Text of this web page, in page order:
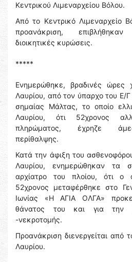
Κεντρικού Λιμεναρχείου Βόλου.
Από το Κεντρικό Λιμεναρχείο
προανάκριση,
διοικητικές κυρώσεις.
*****
Ενημερώθηκε, βραδινές ώρες
Λαυρίου, από τον ύπαρχο του Ε/Γ
σημαίας Μάλτας, το οποίο
Λαυρίου, ότι 52χρονος
πληρώματος, έχρηζε
περίθαλψης.
Κατά την άφιξη του
Λαυρίου, ενημερώθηκαν τα
αρχίατρο του πλοίου, ότι ο
52χρονος μεταφέρθηκε στο
Ιωνίας «Η ΑΓΙΑ ΟΛΓΑ»
θάνατος του και για την
-νεκροτομής.
Προανάκριση διενεργείται από
Λαυρίου.